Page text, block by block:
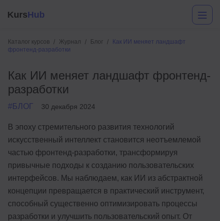
KursHub
Каталог курсов Журнал Блог
Как ИИ меняет ландшафт
фронтенд-разработки
Как ИИ меняет ландшафт фронтенд-
разработки
#БЛОГ 30 декабря 2024
В эпоху стремительного развития технологий
искусственный интеллект становится неотъемлемой
частью фронтенд-разработки, трансформируя
привычные подходы к созданию пользовательских
интерфейсов. Мы наблюдаем, как ИИ из абстрактной
концепции превращается в практический инструмент,
способный существенно оптимизировать процессы
разработки и улучшить пользовательский опыт. От
Маркетинг
Дизайн
Аналитика
Менеджмент